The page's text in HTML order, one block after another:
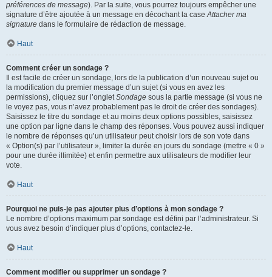
préférences de message). Par la suite, vous pourrez toujours empêcher une
signature d’être ajoutée à un message en décochant la caseAttacher ma
signature dans le formulaire de rédaction de message.
Haut
Comment créer un sondage ?
Il est facile de créer un sondage, lors de la publication d’un nouveau sujet ou
la modification du premier message d’un sujet (si vous en avez les
permissions), cliquez sur l’ongletSondage sous la partie message (si vous ne
le voyez pas, vous n’avez probablement pas le droit de créer des sondages).
Saisissez le titre du sondage et au moins deux options possibles, saisissez
une option par ligne dans le champ des réponses. Vous pouvez aussi indiquer
le nombre de réponses qu’un utilisateur peut choisir lors de son vote dans
« Option(s) par l’utilisateur », limiter la durée en jours du sondage (mettre « 0 »
pour une durée illimitée) et enfin permettre aux utilisateurs de modifier leur
vote.
Haut
Pourquoi ne puis-je pas ajouter plus d’options à mon sondage ?
Le nombre d’options maximum par sondage est défini par l’administrateur. Si
vous avez besoin d’indiquer plus d’options, contactez-le.
Haut
Comment modifier ou supprimer un sondage ?